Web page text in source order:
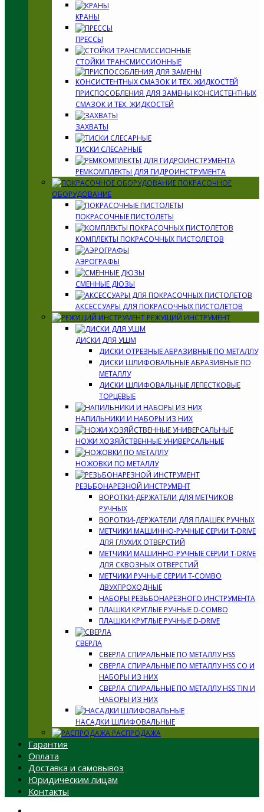
КРАНЫ
ПРЕССЫ
СТОЙКИ ТРАНСМИССИОННЫЕ
ПРИСПОСОБЛЕНИЯ ДЛЯ ЗАМЕНЫ КОНСИСТЕНТНЫХ
СМАЗОК И ТЕХ. ЖИДКОСТЕЙ
ЗАХВАТЫ
ТИСКИ СЛЕСАРНЫЕ
РЕМКОМПЛЕКТЫ ДЛЯ ГИДРОИНСТРУМЕНТА
ПОКРАСОЧНОЕ
ОБОРУДОВАНИЕ
ПОКРАСОЧНЫЕ ПИСТОЛЕТЫ
КОМПЛЕКТЫ ПОКРАСОЧНЫХ ПИСТОЛЕТОВ
АЭРОГРАФЫ
СМЕННЫЕ ДЮЗЫ
АКСЕССУАРЫ ДЛЯ ПОКРАСОЧНЫХ ПИСТОЛЕТОВ
РЕЖУЩИЙ ИНСТРУМЕНТ
ДИСКИ ДЛЯ УШМ
ДИСКИ ОТРЕЗНЫЕ АБРАЗИВНЫЕ ПО МЕТАЛЛУ
ДИСКИ ШЛИФОВАЛЬНЫЕ АБРАЗИВНЫЕ ПО
МЕТАЛЛУ
ДИСКИ ШЛИФОВАЛЬНЫЕ ЛЕПЕСТКОВЫЕ
ТОРЦЕВЫЕ
НАПИЛЬНИКИ И НАБОРЫ ИЗ НИХ
НОЖИ ХОЗЯЙСТВЕННЫЕ УНИВЕРСАЛЬНЫЕ
НОЖОВКИ ПО МЕТАЛЛУ
РЕЗЬБОНАРЕЗНОЙ ИНСТРУМЕНТ
ВОРОТКИ-ДЕРЖАТЕЛИ ДЛЯ МЕТЧИКОВ
РУЧНЫХ
ВОРОТКИ-ДЕРЖАТЕЛИ ДЛЯ ПЛАШЕК РУЧНЫХ
МЕТЧИКИ МАШИННО-РУЧНЫЕ СЕРИИ T-DRIVE
ДЛЯ ГЛУХИХ ОТВЕРСТИЙ
МЕТЧИКИ МАШИННО-РУЧНЫЕ СЕРИИ T-DRIVE
ДЛЯ СКВОЗНЫХ ОТВЕРСТИЙ
МЕТЧИКИ РУЧНЫЕ СЕРИИ T-COMBO
ДВУХПРОХОДНЫЕ
НАБОРЫ РЕЗЬБОНАРЕЗНОГО ИНСТРУМЕНТА
ПЛАШКИ КРУГЛЫЕ РУЧНЫЕ D-COMBO
ПЛАШКИ КРУГЛЫЕ РУЧНЫЕ D-DRIVE
СВЕРЛА
СВЕРЛА СПИРАЛЬНЫЕ ПО МЕТАЛЛУ HSS
СВЕРЛА СПИРАЛЬНЫЕ ПО МЕТАЛЛУ HSS CO И
НАБОРЫ ИЗ НИХ
СВЕРЛА СПИРАЛЬНЫЕ ПО МЕТАЛЛУ HSS TIN И
НАБОРЫ ИЗ НИХ
НАСАДКИ ШЛИФОВАЛЬНЫЕ
РАСПРОДАЖА
Гарантия
Оплата
Доставка и самовывоз
Юридическим лицам
Контакты